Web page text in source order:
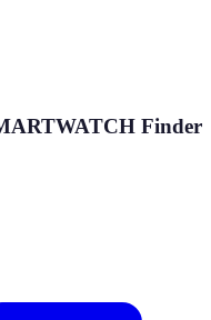
Finder